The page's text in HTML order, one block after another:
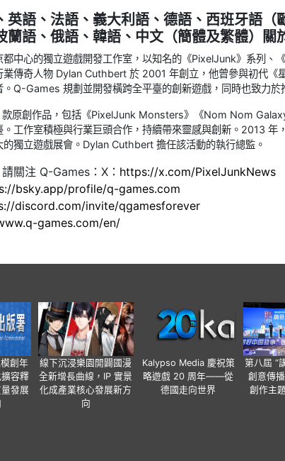
英語、法語、義大利語、德語、西班牙語
蘭語、俄語、韓語、中文（簡體及繁體）
關
中心的獨立遊戲開發工作室，以知名的《PixelJunk》系列、
業傳奇人物 Dylan Cuthbert 於 2001 年創立，他曾參與初代《
Q-Games 規劃並開發橫跨全平臺的創新遊戲，同時也致力於
原創作品，包括《PixelJunk Monsters》《Nom Nom
。工作室積極與行業巨頭合作，持續帶來靈感與創新。2013
獨立遊戲展會。Dylan Cuthbert 擔任該活動的執行總監。
關注 Q-Games：X： https://x.com/PixelJunkNews
bsky.app/profile/q-games.com
discord.com/invite/qgamesforever
games.com/en/
創年
容釋
發展
線下沉浸樂園開闢國漫
全新增長曲線，IP 實景
化成產業核心發展新方
向
Kalypso Media 慶祝策
略遊戲 20 周年——從
德國走向世界
第八屆 “
創意傳
創作主